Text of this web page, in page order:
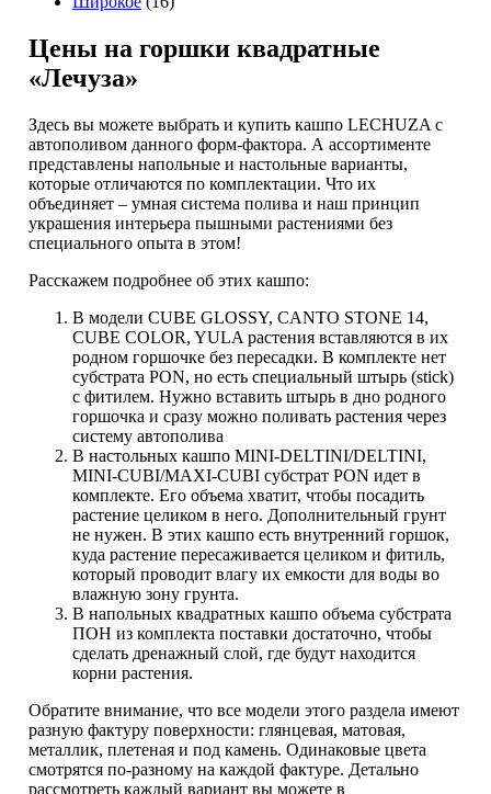
Цены на горшки квадратные
«Лечуза»
Здесь вы можете выбрать и купить кашпо LECHUZA с
автополивом данного форм-фактора. А ассортименте
представлены напольные и настольные варианты,
которые отличаются по комплектации. Что их
объединяет – умная система полива и наш принцип
украшения интерьера пышными растениями без
специального опыта в этом!
Расскажем подробнее об этих кашпо:
В модели CUBE GLOSSY, CANTO STONE 14,
CUBE COLOR, YULA растения вставляются в их
родном горшочке без пересадки. В комплекте нет
субстрата PON, но есть специальный штырь (stick)
с фитилем. Нужно вставить штырь в дно родного
горшочка и сразу можно поливать растения через
систему автополива
В настольных кашпо MINI-DELTINI/DELTINI,
MINI-CUBI/MAXI-CUBI субстрат PON идет в
комплекте. Его объема хватит, чтобы посадить
растение целиком в него. Дополнительный грунт
не нужен. В этих кашпо есть внутренний горшок,
куда растение пересаживается целиком и фитиль,
который проводит влагу их емкости для воды во
влажную зону грунта.
В напольных квадратных кашпо объема субстрата
ПОН из комплекта поставки достаточно, чтобы
сделать дренажный слой, где будут находится
корни растения.
Обратите внимание, что все модели этого раздела имеют
разную фактуру поверхности: глянцевая, матовая,
металлик, плетеная и под камень. Одинаковые цвета
смотрятся по-разному на каждой фактуре. Детально
рассмотреть каждый вариант вы можете в